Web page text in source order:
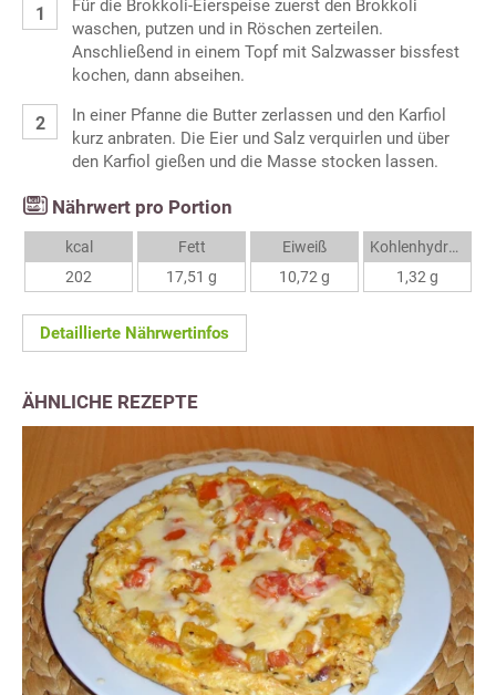
Für die Brokkoli-Eierspeise zuerst den Brokkoli
waschen, putzen und in Röschen zerteilen.
Anschließend in einem Topf mit Salzwasser bissfest
kochen, dann abseihen.
In einer Pfanne die Butter zerlassen und den Karfiol
kurz anbraten. Die Eier und Salz verquirlen und über
den Karfiol gießen und die Masse stocken lassen.
Nährwert pro Portion
kcal
202
Fett
17,51 g
Eiweiß
10,72 g
Kohlenhydrate
1,32 g
Detaillierte Nährwertinfos
ÄHNLICHE REZEPTE